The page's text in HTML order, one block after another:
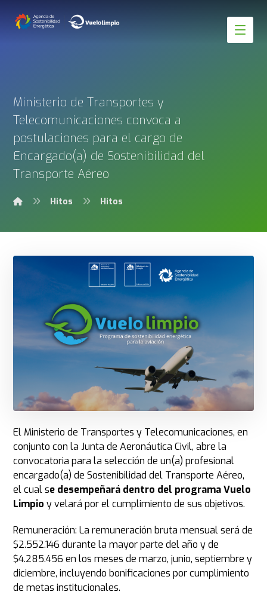
Ministerio de Transportes y
Telecomunicaciones convoca a
postulaciones para el cargo de
Encargado(a) de Sostenibilidad del
Transporte Aéreo
Hitos Hitos
El Ministerio de Transportes y Telecomunicaciones, en
conjunto con la Junta de Aeronáutica Civil, abre la
convocatoria para la selección de un(a) profesional
encargado(a) de Sostenibilidad del Transporte Aéreo,
el cual se desempeñará dentro del programa Vuelo
Limpio y velará por el cumplimiento de sus objetivos.
Remuneración: La remuneración bruta mensual será de
$2.552.146 durante la mayor parte del año y de
$4.285.456 en los meses de marzo, junio, septiembre y
diciembre, incluyendo bonificaciones por cumplimiento
de metas institucionales.